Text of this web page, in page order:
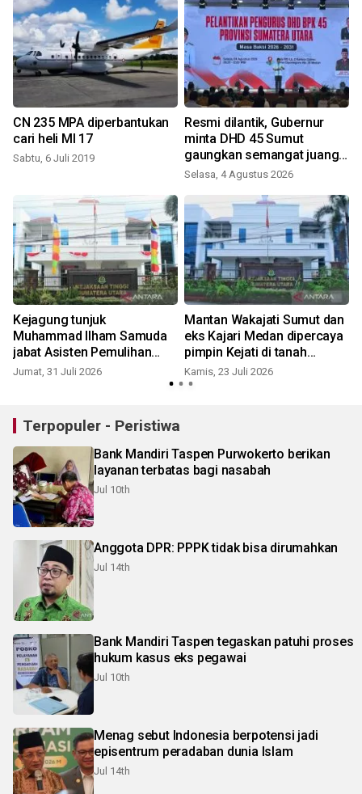
CN 235 MPA diperbantukan
cari heli MI 17
Sabtu, 6 Juli 2019
Resmi dilantik, Gubernur
minta DHD 45 Sumut
gaungkan semangat juang
pemuda
Selasa, 4 Agustus 2026
Kejagung tunjuk
Muhammad Ilham Samuda
jabat Asisten Pemulihan
Aset Kejati Sumut
Jumat, 31 Juli 2026
Mantan Wakajati Sumut dan
eks Kajari Medan dipercaya
pimpin Kejati di tanah
kelahiran
Kamis, 23 Juli 2026
Terpopuler - Peristiwa
Bank Mandiri Taspen Purwokerto berikan
layanan terbatas bagi nasabah
Jul 10th
Anggota DPR: PPPK tidak bisa dirumahkan
Jul 14th
Bank Mandiri Taspen tegaskan patuhi proses
hukum kasus eks pegawai
Jul 10th
Menag sebut Indonesia berpotensi jadi
episentrum peradaban dunia Islam
Jul 14th